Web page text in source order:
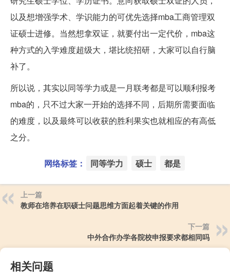
以及想增强学术、学识能力的可优先选择mba工商管理双
证硕士进修。当然想拿双证，就要付出一定代价，mba这
种方式的入学难度超级大，堪比统招研，大家可以自行脑
补了。
所以说，其实以同等学力或是一月联考都是可以顺利报考
mba的，只不过大家一开始的选择不同，后期所需要面临
的难度，以及最终可以收获的胜利果实也就相应的有高低
之分。
网络标签： 同等学力 硕士 都是
上一篇
教师在培养在职硕士问题思维方面起着关键的作用
下一篇
中外合作办学各院校申报要求都相同吗
相关问题